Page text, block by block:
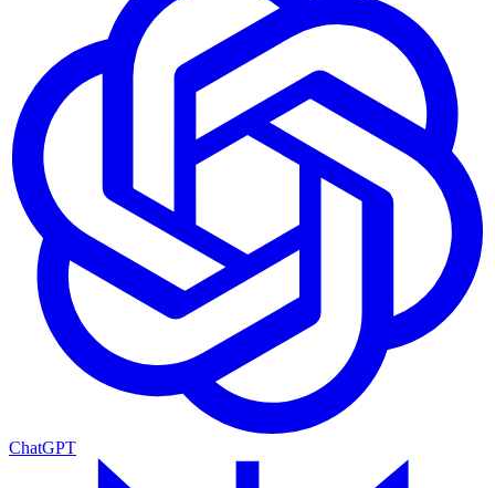
ChatGPT